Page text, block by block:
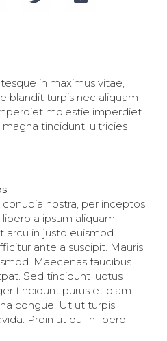
in maximus vitae,
blandit turpis nec aliquam
molestie imperdiet.
tincidunt, ultricies
nostra, per inceptos
a ipsum aliquam
arcu in justo euismod
ante a suscipit. Mauris
Maecenas faucibus
Sed tincidunt luctus
tincidunt purus et diam
congue. Ut ut turpis
Proin ut dui in libero